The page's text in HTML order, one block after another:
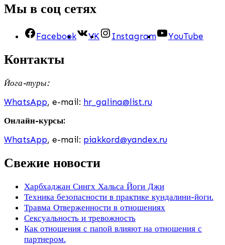
Мы в соц сетях
Facebook VK Instagram YouTube
Контакты
Йога-туры:
WhatsApp, e-mail: hr_galina@list.ru
Онлайн-курсы:
WhatsApp, e-mail: piakkord@yandex.ru
Свежие новости
Харбхаджан Сингх Хальса Йоги Джи
Техника безопасности в практике кундалини-йоги.
Травма Отверженности в отношениях
Сексуальность и тревожность
Как отношения с папой влияют на отношения с
партнером.